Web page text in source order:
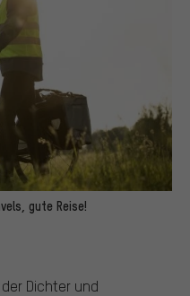
gute Reise!
Dichter und